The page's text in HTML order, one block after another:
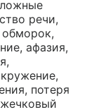
речи,
обморок,
афазия,
потеря